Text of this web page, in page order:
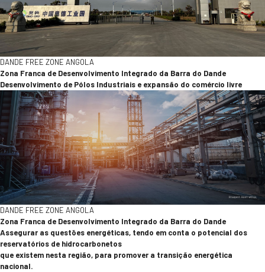
DANDE FREE ZONE ANGOLA
Zona Franca de Desenvolvimento Integrado da Barra do Dande
Desenvolvimento de Pólos Industriais e expansão do comércio livre
DANDE FREE ZONE ANGOLA
Zona Franca de Desenvolvimento Integrado da Barra do Dande
Assegurar as questões energéticas, tendo em conta o potencial dos
reservatórios de hidrocarbonetos
que existem nesta região, para promover a transição energética
nacional.